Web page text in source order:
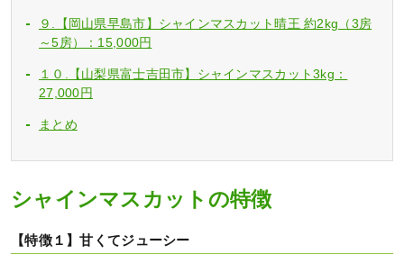
９.【岡山県早島市】シャインマスカット晴王 約2kg（3房
～5房）：15,000円
１０.【山梨県富士吉田市】シャインマスカット3kg：
27,000円
まとめ
シャインマスカットの特徴
【特徴１】甘くてジューシー